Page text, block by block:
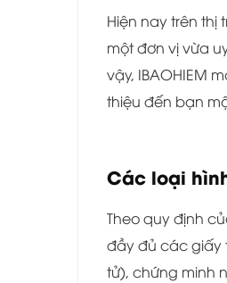
Hiện nay trên thị
một đơn vị vừa
vậy, IBAOHIEM
thiệu đến bạn
Các loại
Theo quy định
đầy đủ các giấy
tử), chứng minh